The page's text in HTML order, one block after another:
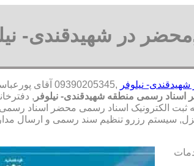
در شهیدقندی-
نیلوفر
,09390205345
اسناد رسمی منطقه شهیدقندی- نیلوفر ,
ثبت الکترونیک اسناد رسمی محضر اسناد
سیستم رزرو تنظیم سند رسمی و ارسال